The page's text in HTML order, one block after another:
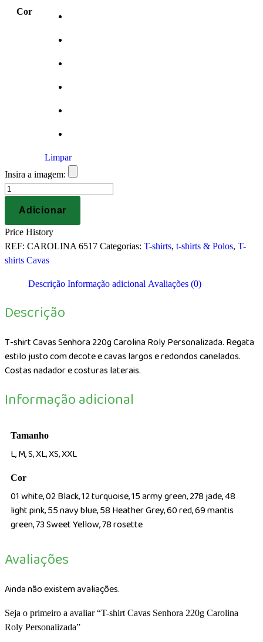
Cor
Limpar
Insira a imagem:
Quantidade
shirt
Cavas
Senhora
Carolina
Personalizada
Adicionar
Price History
REF: CAROLINA 6517 Categorias: T-shirts, t-shirts & Polos, T-
shirts Cavas
Descrição Informação adicional Avaliações (0)
Descrição
T-shirt Cavas Senhora 220g Carolina Roly Personalizada. Regata
estilo justo com decote e cavas largos e redondos canelados.
Costas nadador e costuras laterais.
Informação adicional
Tamanho
L, M, S, XL, XS, XXL
Cor
01 white, 02 Black, 12 turquoise, 15 army green, 278 jade, 48
light pink, 55 navy blue, 58 Heather Grey, 60 red, 69 mantis
green, 73 Sweet Yellow, 78 rosette
Avaliações
Ainda não existem avaliações.
Seja o primeiro a avaliar “T-shirt Cavas Senhora 220g Carolina
Roly Personalizada”